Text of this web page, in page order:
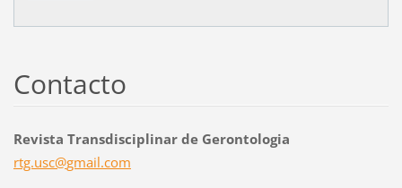
Contacto
Revista Transdisciplinar de Gerontologia
rtg.usc@gmail.com